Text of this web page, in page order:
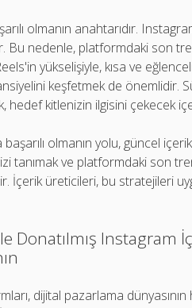
olmanın anahtarıdır.
Bu nedenle, platformdaki son
yükselişiyle, kısa ve
keşfetmek de önemlidir.
hedef kitlenizin ilgisini çekecek
olmanın yolu, güncel
tanımak ve platformdaki son
İçerik üreticileri, bu stratejileri
Donatılmış Instagram
dijital pazarlama